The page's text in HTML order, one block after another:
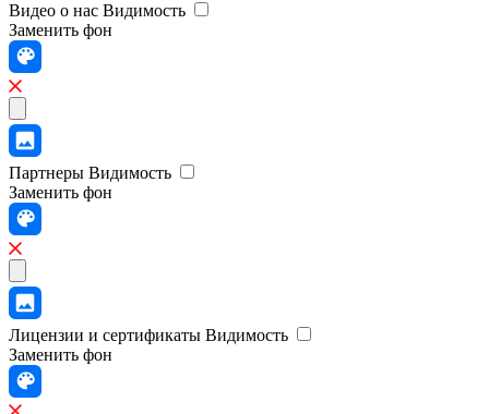
Видео о нас Видимость
Заменить фон
Партнеры Видимость
Заменить фон
Лицензии и сертификаты Видимость
Заменить фон